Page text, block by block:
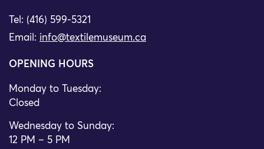
Tel: (416) 599-5321
Email: info@textilemuseum.ca
OPENING HOURS
Monday to Tuesday:
Closed
Wednesday to Sunday:
12 PM – 5 PM